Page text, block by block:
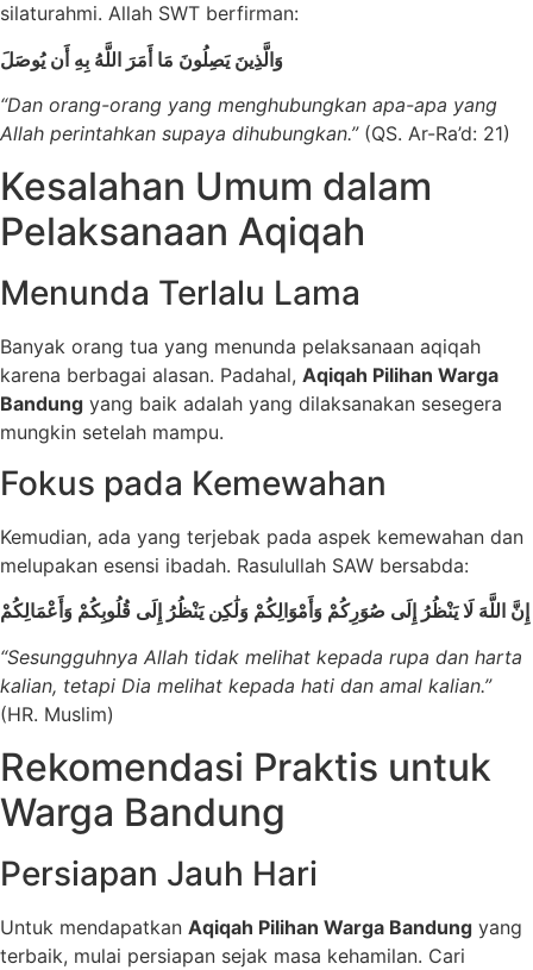
silaturahmi. Allah SWT berfirman:
وَالَّذِينَ يَصِلُونَ مَا أَمَرَ اللَّهُ بِهِ أَن يُوصَلَ
“Dan orang-orang yang menghubungkan apa-apa yang
Allah perintahkan supaya dihubungkan.”(QS. Ar-Ra’d: 21)
Kesalahan Umum dalam
Pelaksanaan Aqiqah
Menunda Terlalu Lama
Banyak orang tua yang menunda pelaksanaan aqiqah
karena berbagai alasan. Padahal, Aqiqah Pilihan Warga
Bandung yang baik adalah yang dilaksanakan sesegera
mungkin setelah mampu.
Fokus pada Kemewahan
Kemudian, ada yang terjebak pada aspek kemewahan dan
melupakan esensi ibadah. Rasulullah SAW bersabda:
إِنَّ اللَّهَ لَا يَنْظُرُ إِلَى صُوَرِكُمْ وَأَمْوَالِكُمْ وَلَٰكِن يَنْظُرُ إِلَى قُلُوبِكُمْ وَأَعْمَالِكُمْ
“Sesungguhnya Allah tidak melihat kepada rupa dan harta
kalian, tetapi Dia melihat kepada hati dan amal kalian.”
(HR. Muslim)
Rekomendasi Praktis untuk
Warga Bandung
Persiapan Jauh Hari
Untuk mendapatkan Aqiqah Pilihan Warga Bandung yang
terbaik, mulai persiapan sejak masa kehamilan. Cari